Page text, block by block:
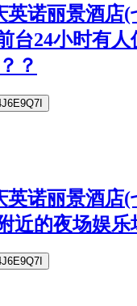
英诺丽景酒店(
台24小时有人
？
英诺丽景酒店(
近的夜场娱乐